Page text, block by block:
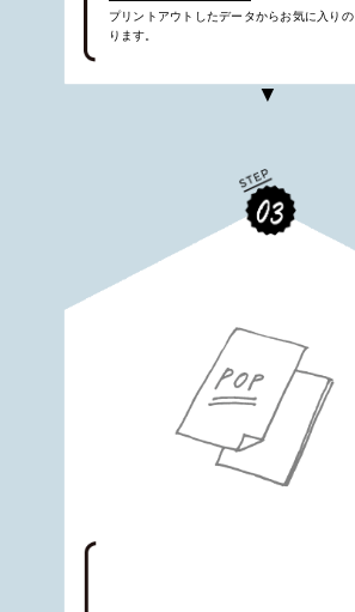
プリントアウトしたデータからお気に入り
ります。